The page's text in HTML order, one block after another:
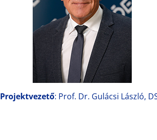
Projektvezető: Prof. Dr. Gulácsi László,